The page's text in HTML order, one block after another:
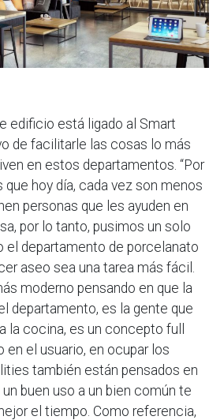
edificio está ligado al Smart
de facilitarle las cosas lo más
en estos departamentos. “Por
hoy día, cada vez son menos
personas que les ayuden en
por lo tanto, pusimos un solo
el departamento de porcelanato
aseo sea una tarea más fácil.
moderno pensando en que la
departamento, es la gente que
la cocina, es un concepto full
en el usuario, en ocupar los
también están pensados en
un buen uso a un bien común te
el tiempo. Como referencia,